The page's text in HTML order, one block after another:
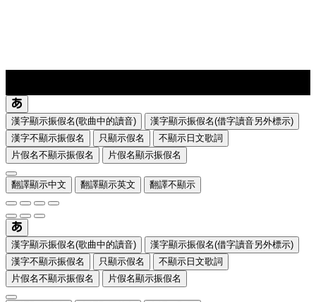
漢字顯示振假名(歌曲中的讀音)
漢字顯示振假名(借字讀音另外標示)
漢字不顯示振假名
只顯示假名
不顯示日文歌詞
片假名不顯示振假名
片假名顯示振假名
翻譯顯示中文 翻譯顯示英文 翻譯不顯示
漢字顯示振假名(歌曲中的讀音)
漢字顯示振假名(借字讀音另外標示)
漢字不顯示振假名
只顯示假名
不顯示日文歌詞
片假名不顯示振假名
片假名顯示振假名